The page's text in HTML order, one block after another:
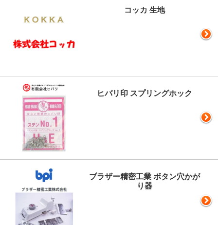
コッカ 生地
ヒバリ印 スプリングホック
ブラザー精密工業 ボタン穴かが
り器